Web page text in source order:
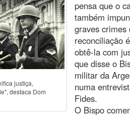
justiça,
destaca Dom
pensa que o
também
graves
reconciliação
obtê-la com
que disse o
militar da
numa
Fides.
O Bispo